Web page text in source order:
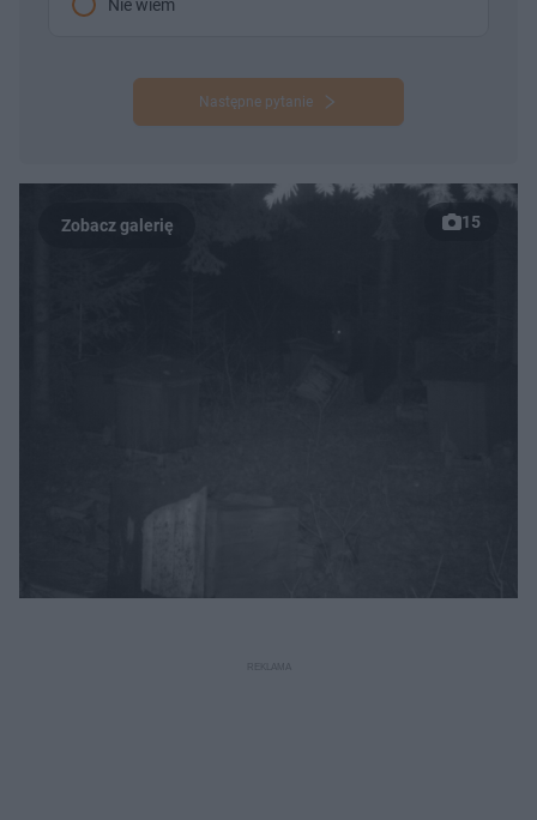
Nie wiem
Następne pytanie
15